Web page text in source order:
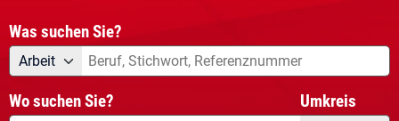
Was suchen Sie?
Angebotsart
Arbeit Was suchen Sie?
Wo suchen Sie? Umkreis